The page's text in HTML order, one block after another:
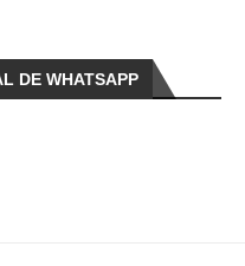
DE WHATSAPP